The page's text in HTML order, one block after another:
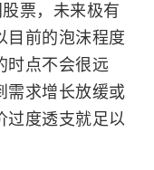
票，未来极有
目前的泡沫程度
时点不会很远
需求增长放缓或
过度透支就足以